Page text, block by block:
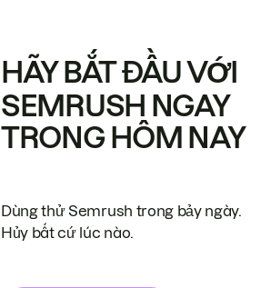
HÃY BẮT ĐẦU VỚI
SEMRUSH NGAY
TRONG HÔM NAY
Dùng thử Semrush trong bảy ngày.
Hủy bất cứ lúc nào.